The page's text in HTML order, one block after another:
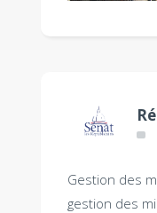
Gestion des
gestion des